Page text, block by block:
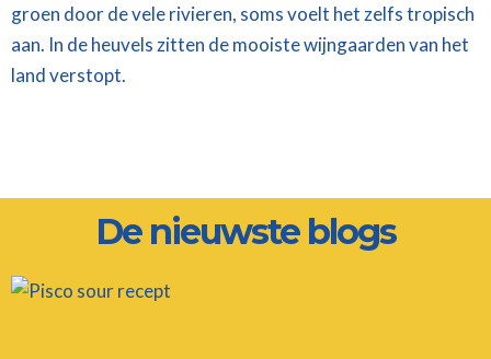
groen door de vele rivieren, soms voelt het zelfs tropisch
aan. In de heuvels zitten de mooiste wijngaarden van het
land verstopt.
De nieuwste blogs